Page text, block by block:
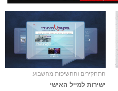
התחקירים והחשיפות מהשבוע
ישירות למייל האישי